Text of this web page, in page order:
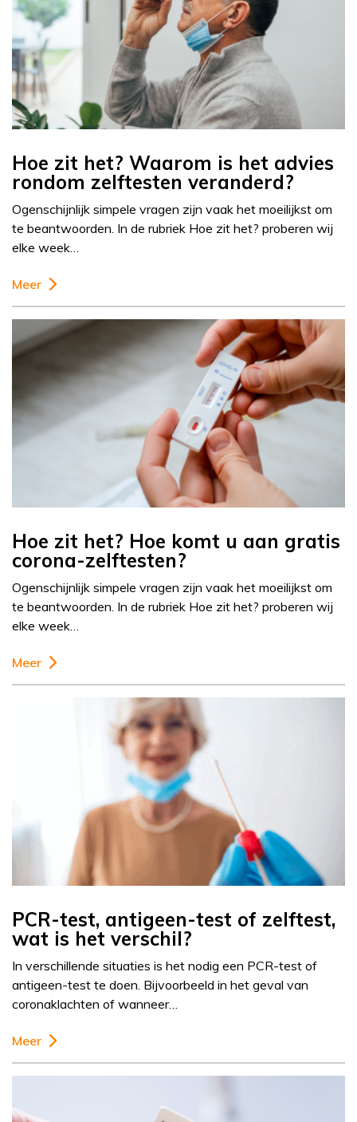
Hoe zit het? Waarom is het advies
rondom zelftesten veranderd?
Ogenschijnlijk simpele vragen zijn vaak het moeilijkst om
te beantwoorden. In de rubriek Hoe zit het? proberen wij
elke week…
Meer
Hoe zit het? Hoe komt u aan gratis
corona-zelftesten?
Ogenschijnlijk simpele vragen zijn vaak het moeilijkst om
te beantwoorden. In de rubriek Hoe zit het? proberen wij
elke week…
Meer
PCR-test, antigeen-test of zelftest,
wat is het verschil?
In verschillende situaties is het nodig een PCR-test of
antigeen-test te doen. Bijvoorbeeld in het geval van
coronaklachten of wanneer…
Meer